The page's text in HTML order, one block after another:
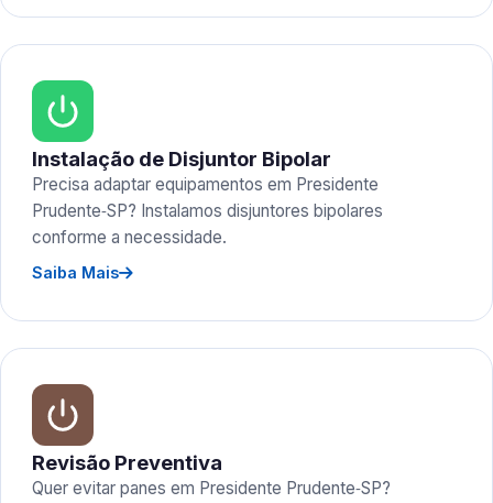
Instalação de Disjuntor Bipolar
Precisa adaptar equipamentos em Presidente
Prudente‑SP? Instalamos disjuntores bipolares
conforme a necessidade.
Saiba Mais
Revisão Preventiva
Quer evitar panes em Presidente Prudente‑SP?